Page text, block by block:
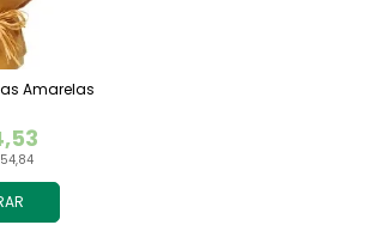
Amarelas